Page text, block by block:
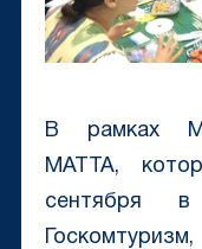
В рамках
МАТТА,
сентября в